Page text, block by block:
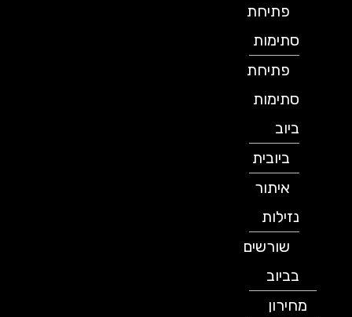
פתיחת
סתימות
פתיחת
סתימות
ביובית
איתור
נזילות
שורשים
בביוב
מחירון